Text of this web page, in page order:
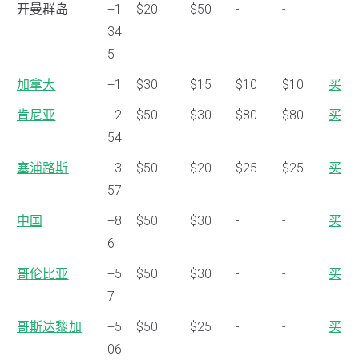
开曼群岛
+1
34
5
$20 $50 - -
加拿大 +1 $30 $15 $10 $10
买
肯尼亚
+2
54
$50 $30 $80 $80 买
塞浦路斯
+3
57
$50 $20 $25 $25 买
中国
+8
6
$50 $30 - - 买
哥伦比亚
+5
7
$50 $30 - - 买
哥斯达黎加
+5
06
$50 $25 - - 买